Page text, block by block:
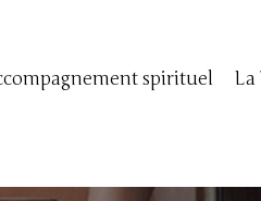
spirituel La